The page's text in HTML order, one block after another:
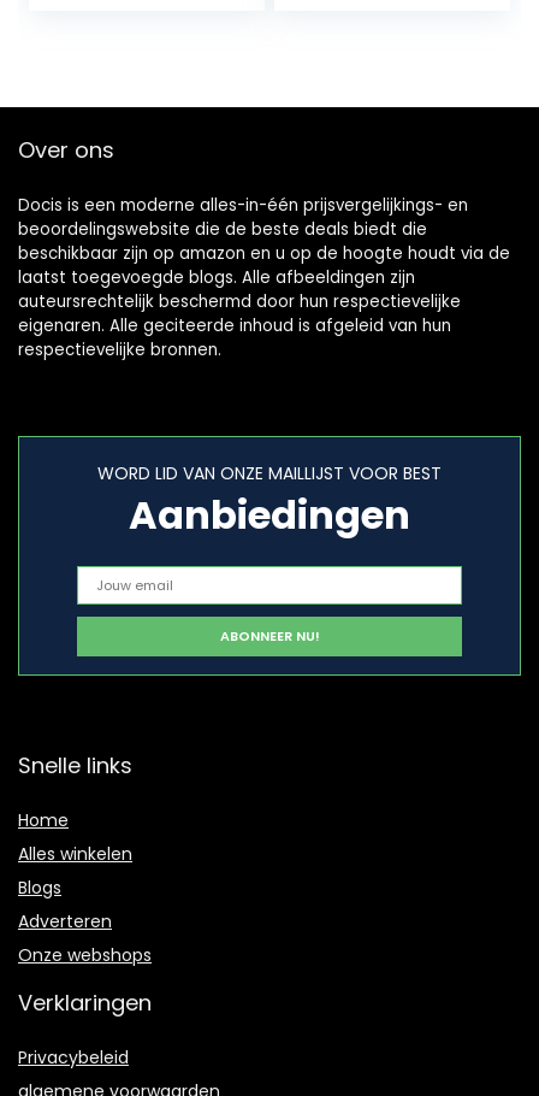
Over ons
Docis is een moderne alles-in-één prijsvergelijkings- en
beoordelingswebsite die de beste deals biedt die
beschikbaar zijn op amazon en u op de hoogte houdt via de
laatst toegevoegde blogs. Alle afbeeldingen zijn
auteursrechtelijk beschermd door hun respectievelijke
eigenaren. Alle geciteerde inhoud is afgeleid van hun
respectievelijke bronnen.
WORD LID VAN ONZE MAILLIJST VOOR BEST
Aanbiedingen
Snelle links
Home
Alles winkelen
Blogs
Adverteren
Onze webshops
Verklaringen
Privacybeleid